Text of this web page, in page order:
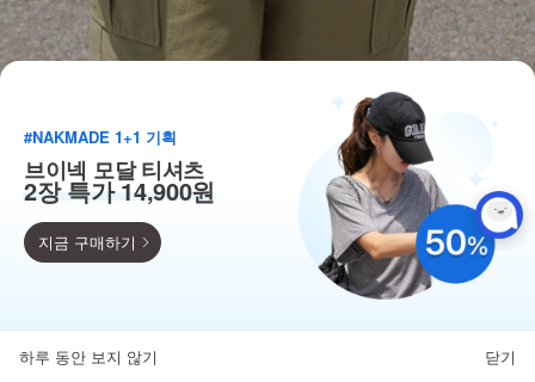
득템찬스
#NAKMADE 1+1 기획
브이넥 모달 티셔츠
2장 특가 14,900원
지금 구매하기
하루 동안 보지 않기 닫기
뒤로가기 카테고리 마이페이지